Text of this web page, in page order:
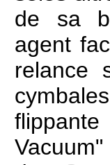
de sa
agent
relance